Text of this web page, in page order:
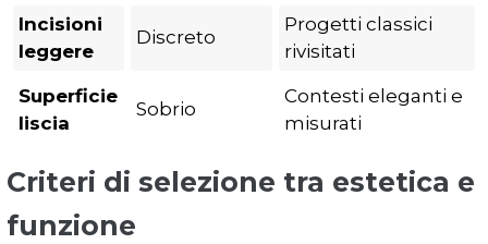
Incisioni
leggere
Discreto
Progetti classici
rivisitati
Superficie
liscia
Sobrio
Contesti eleganti e
misurati
Criteri di selezione tra estetica e
funzione